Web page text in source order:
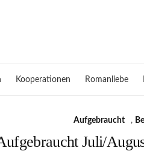
Kooperationen Romanliebe
Aufgebraucht ,
Juli/